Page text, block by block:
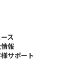
ス
報
サポート